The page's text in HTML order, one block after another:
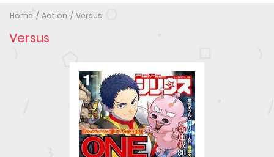
Home Action Versus
Versus